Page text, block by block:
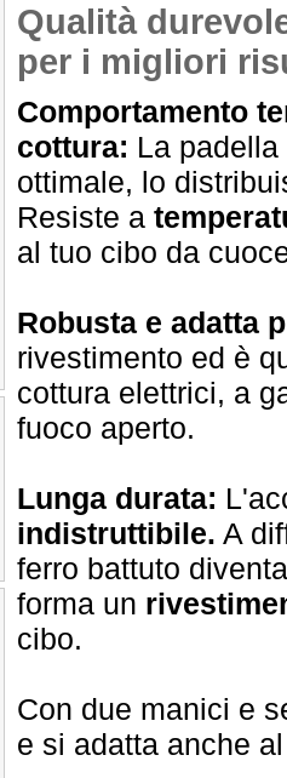
Qualità
per i migliori
Comportamento
cottura: La
ottimale, lo
Resiste a
al tuo cibo da
Robusta e adatta
rivestimento ed è
cottura elettrici, a
fuoco aperto.
Lunga durata:
indistruttibile. A
ferro battuto
forma un
cibo.
Con due manici e
e si adatta anche